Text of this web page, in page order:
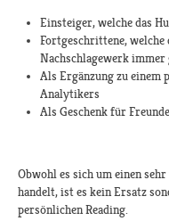
Einsteiger, welche das
Fortgeschrittene,
Nachschlagewerk
Als Ergänzung zu einem
Analytikers
Als Geschenk für
Obwohl es sich um einen
handelt, ist es kein Ersatz
persönlichen Reading.